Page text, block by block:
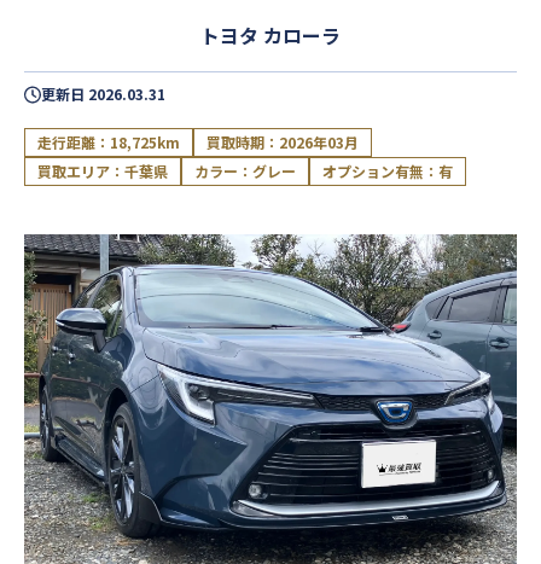
閉じる
トヨタ カローラ
更新日 2026.03.31
走行距離：18,725km
買取時期：2026年03月
買取エリア：千葉県
カラー：グレー オプション有無：有